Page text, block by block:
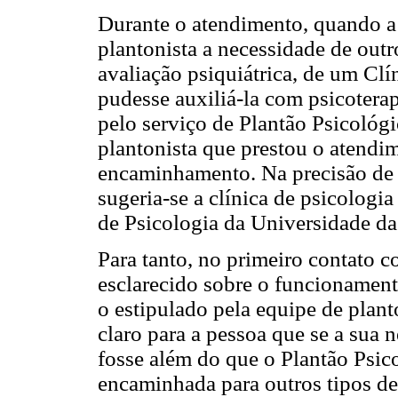
Durante o atendimento, quando
plantonista a necessidade de
avaliação psiquiátrica, de um
pudesse auxiliá-la com
pelo serviço de Plantão
plantonista que prestou o
encaminhamento. Na precisão
sugeria-se a clínica de
de Psicologia da Universidade
Para tanto, no primeiro contato
esclarecido sobre o
o estipulado pela equipe de
claro para a pessoa que se a sua
fosse além do que o Plantão
encaminhada para outros tipos